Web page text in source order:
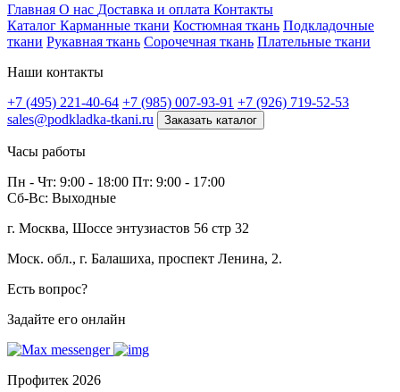
Главная О нас Доставка и оплата Контакты
Каталог Карманные ткани Костюмная ткань Подкладочные
ткани Рукавная ткань Сорочечная ткань Плательные ткани
Наши контакты
+7 (495) 221-40-64 +7 (985) 007-93-91 +7 (926) 719-52-53
sales@podkladka-tkani.ru
Заказать каталог
Часы работы
Пн - Чт: 9:00 - 18:00 Пт: 9:00 - 17:00
Сб-Вс: Выходные
г. Москва, Шоссе энтузиастов 56 стр 32
Моск. обл., г. Балашиха, проспект Ленина, 2.
Есть вопрос?
Задайте его онлайн
Профитек 2026